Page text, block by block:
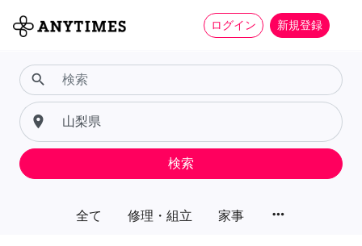
ログイン 新規登録
全て 修理・組立 家事 more_horiz
search
place
検索